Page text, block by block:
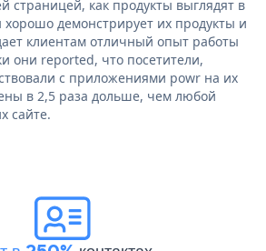
страницей, как продукты выглядят в
демонстрирует их продукты и
клиентам отличный опыт работы
они reported, что посетители,
с приложениями powr на их
в 2,5 раза дольше, чем любой
сайте.